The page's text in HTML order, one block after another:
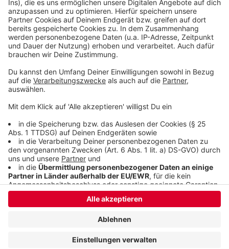
leisten zu können." -Björn Musiol,
Geschäftsführer Handelsverband Rheinland
Geschäftsstelle Wuppertal
Veröffentlicht:Donnerstag, 21.05.2026 06:14
Anzeige
Anzeige